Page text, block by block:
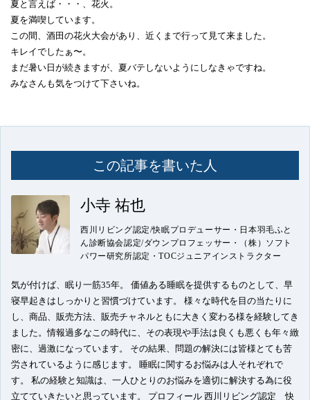
夏と言えば・・・、花火。
夏を満喫しています。
この間、酒田の花火大会があり、近くまで行って見て来ました。
キレイでしたぁ〜。
まだ暑い日が続きますが、夏バテしないようにしなきゃですね。
みなさんも気をつけて下さいね。
この記事を書いた人
小寺 祐也
西川リビング認定/快眠プロデューサー・日本羽毛ふと
ん診断協会認定/ダウンプロフェッサー・（株）ソフト
パワー研究所認定・TOCジュニアインストラクター
気が付けば、眠り一筋35年。 価値ある睡眠を提供するものとして、早
寝早起きはしっかりと習慣づけています。 様々な時代を目の当たりに
し、商品、販売方法、販売チャネルともに大きく変わる様を経験してき
ました。情報過多なこの時代に、その表現や手法は良くも悪くも年々緻
密に、過激になっています。 その結果、問題の解決には皆様とても苦
労されているように感じます。 睡眠に関するお悩みは人それぞれで
す。 私の経験と知識は、一人ひとりのお悩みを適切に解決する為に役
立てていきたいと思っています。 プロフィール 西川リビング認定 快